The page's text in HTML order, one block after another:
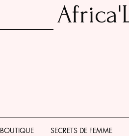
BOUTIQUE SECRETS DE FEMME